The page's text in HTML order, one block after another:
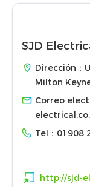
SJD
Dirección：
Milton
Correo
Tel： 01908
http://sjd-